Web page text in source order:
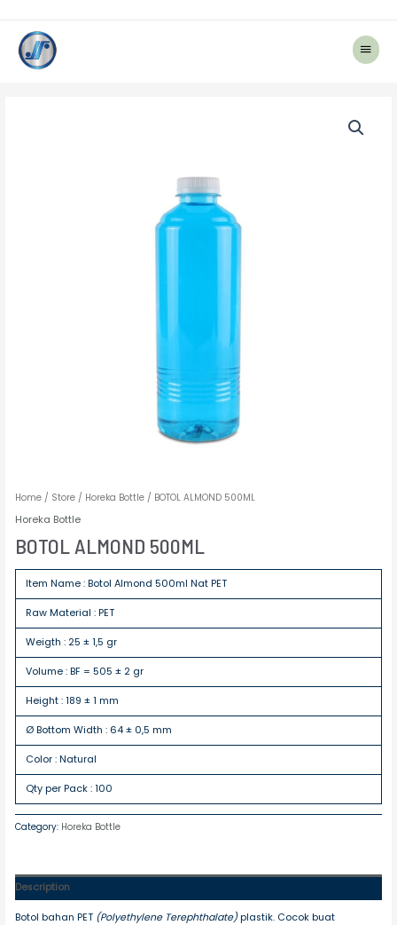
Main
Menu
Home/ Store/ Horeka Bottle/ BOTOL ALMOND 500ML
Horeka Bottle
BOTOL ALMOND 500ML
Item Name : Botol Almond 500ml Nat PET
Raw Material : PET
Weigth : 25 ± 1,5 gr
Volume : BF = 505 ± 2 gr
Height : 189 ± 1 mm
Ø Bottom Width : 64 ± 0,5 mm
Color : Natural
Qty per Pack : 100
Category: Horeka Bottle
Description
Botol bahan PET (Polyethylene Terephthalate)plastik. Cocok buat